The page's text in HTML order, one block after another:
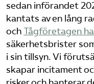
sedan införandet
kantats av en lång
ochTågföretagen
säkerhetsbrister
i sin tillsyn. Vi
skapar incitament